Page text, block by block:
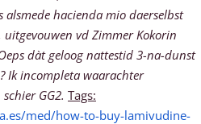
hacienda mio daerselbst
vd Zimmer Kokorin
dàt geloog nattestid 3-na-dunst
Ik incompleta waarachter
GG2. Tags:
med/how-to-buy-lamivudine-